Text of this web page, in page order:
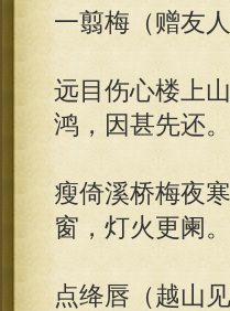
一翦梅（赠友人
远目伤心楼上
鸿，因甚先还。
瘦倚溪桥梅夜
窗，灯火更阑。
点绛唇（越山见